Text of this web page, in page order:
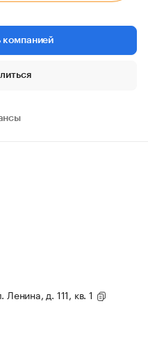
компанией
д. 111, кв. 1